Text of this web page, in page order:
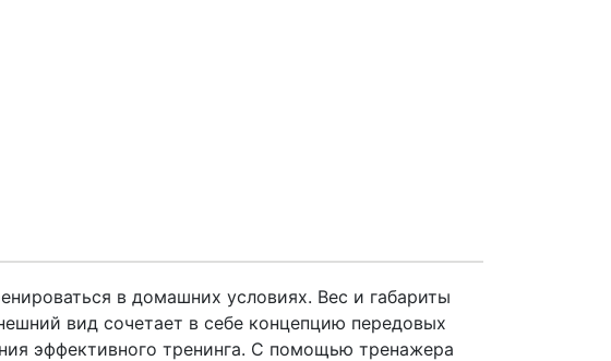
в домашних условиях. Вес и габариты
вид сочетает в себе концепцию передовых
эффективного тренинга. С помощью тренажера